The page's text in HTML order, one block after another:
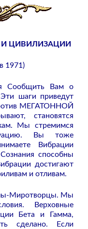
ЦИВИЛИЗАЦИИ
1971)
Сообщить Вам о
шаги приведут
МЕГАТОННОЙ
становятся
Мы стремимся
Вы тоже
Вибрации
способны
достигают
и отливам.
Миротворцы. Мы
Верховные
Бета и Гамма,
сделано. Если